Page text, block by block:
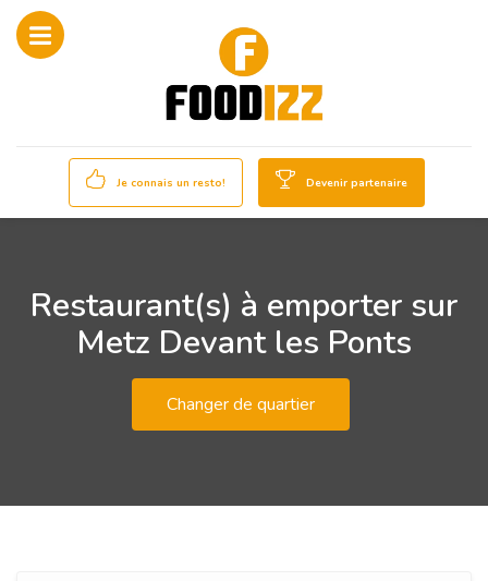
Je connais un resto! Devenir partenaire
Restaurant(s) à emporter sur
Metz Devant les Ponts
Changer de quartier